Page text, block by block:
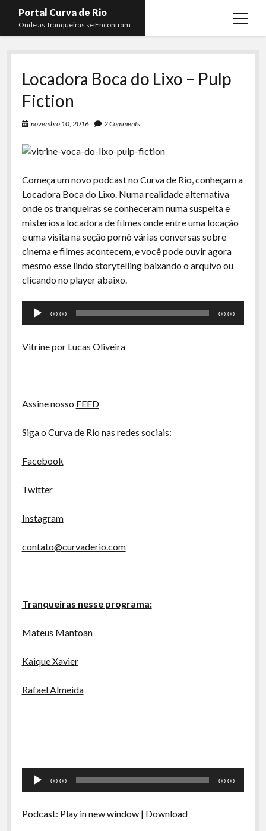
Portal Curva de Rio
Onde as Tranqueiras se Encontram
open
Podcasts open
Curva de Rio
Curva Belas Artes
Curva Classics
Boca do Lixo
Rachão na Beira do RIo
Arquivo CDR
Papo Tranqueira
A Ripa É a Lei
Preliminares
Membros open
Almir Ribeiro
Felype Silva
Mateus Mantoan
Rafael Almeida
twitterfacebookinstagram
Locadora Boca do Lixo – Pulp
Fiction
novembro 10, 2016 2 Comments
Começa um novo podcast no Curva de Rio, conheçam a
Locadora Boca do Lixo. Numa realidade alternativa
onde os tranqueiras se conheceram numa suspeita e
misteriosa locadora de filmes onde entre uma locação
e uma visita na seção pornô várias conversas sobre
cinema e filmes acontecem, e você pode ouvir agora
mesmo esse lindo storytelling baixando o arquivo ou
clicando no player abaixo.
Tocador
00:00 00:00
Vitrine por Lucas Oliveira
Assine nosso FEED
Siga o Curva de Rio nas redes sociais:
Facebook
Twitter
Instagram
contato@curvaderio.com
Tranqueiras nesse programa:
Mateus Mantoan
Kaique Xavier
Rafael Almeida
Tocador
00:00 00:00
Podcast: Play in new window| Download